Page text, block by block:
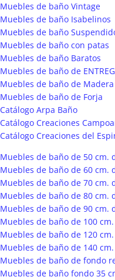
Muebles de baño Vintage
Muebles de baño Isabelinos
Muebles de baño
Muebles de baño con patas
Muebles de baño Baratos
Muebles de baño de
Muebles de baño de Madera
Muebles de baño de Forja
Catálogo Arpa Baño
Catálogo Creaciones
Catálogo Creaciones del
Muebles de baño de 50 cm.
Muebles de baño de 60 cm.
Muebles de baño de 70 cm.
Muebles de baño de 80 cm.
Muebles de baño de 90 cm.
Muebles de baño de 100
Muebles de baño de 120
Muebles de baño de 140
Muebles de baño de fondo
Muebles de baño fondo 35